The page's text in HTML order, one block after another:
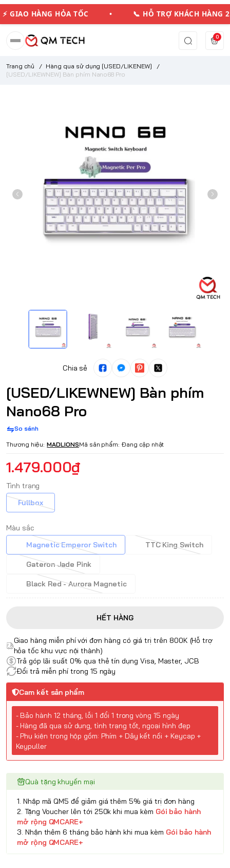
GIAO HÀNG HỎA TỐC • 📞 HỖ TRỢ KHÁCH
0
Trang chủ / Hàng qua sử dụng [USED/LIKENEW]
/
[USED/LIKEWNEW] Bàn phím Nano68 Pro
Chia sẻ
[USED/LIKEWNEW] Bàn phím
Nano68 Pro
So sánh
Thương hiệu: MADLIONSMã sản phẩm: Đang cập nhật
1.479.000₫
Tình trạng
Fullbox
Màu sắc
Magnetic Emperor Switch
TTC King Switch
Gateron Jade Pink
Black Red - Aurora Magnetic
HẾT HÀNG
Giao hàng miễn phí với đơn hàng có giá trị trên 800K (Hỗ trợ
hỏa tốc khu vực nội thành)
Trả góp lãi suất 0% qua thẻ tín dụng Visa, Master, JCB
Đổi trả miễn phí trong 15 ngày
Cam kết sản phẩm
- Bảo hành 12 tháng, lỗi 1 đổi 1 trong vòng 15 ngày
- Hàng đã qua sử dụng, tình trạng tốt, ngoại hình đẹp
- Phụ kiện trong hộp gồm: Phím + Dây kết nối + Keycap +
Keypuller
Quà tặng khuyến mại
1. Nhập mã QM5 để giảm giá thêm 5% giá trị đơn hàng
2. Tặng Voucher lên tới 250k khi mua kèm Gói bảo hành
mở rộng QMCARE+
3. Nhận thêm 6 tháng bảo hành khi mua kèm Gói bảo hành
mở rộng QMCARE+